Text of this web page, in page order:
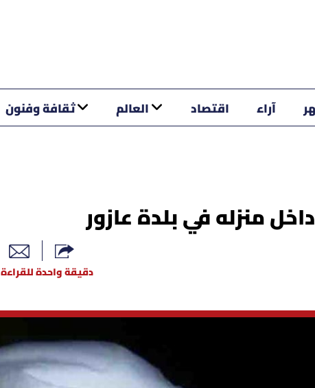
آراء اقتصاد العالم ثقافة وفنون
منزله في بلدة عازور
دقيقة واحدة للقراءة